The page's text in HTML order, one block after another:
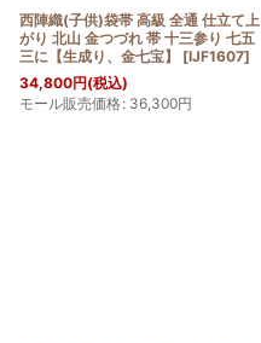
西陣織(子供)袋帯 高級 全通 仕立て上
がり 北山 金つづれ 帯 十三参り 七五
三に【生成り、金七宝】
[IJF1607]
34,800円(税込)
モール販売価格: 36,300円